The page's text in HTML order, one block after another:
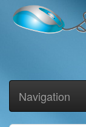
Navigation